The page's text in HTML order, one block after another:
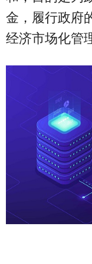
金，履行政府
经济市场化管